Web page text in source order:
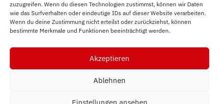
zuzugreifen. Wenn du diesen Technologien zustimmst, können wir Daten
wie das Surfverhalten oder eindeutige IDs auf dieser Website verarbeiten.
Wenn du deine Zustimmung nicht erteilst oder zurückziehst, können
bestimmte Merkmale und Funktionen beeinträchtigt werden.
Akzeptieren
Ablehnen
Einstellungen ansehen
Impressum
Datenschutz